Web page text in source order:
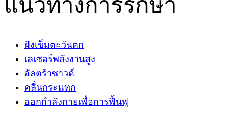
แนวทางการรักษา
ฝังเข็มตะวันตก
เลเซอร์พลังงานสูง
อัลตร้าซาวด์
คลื่นกระแทก
ออกกำลังกายเพื่อการฟื้นฟู